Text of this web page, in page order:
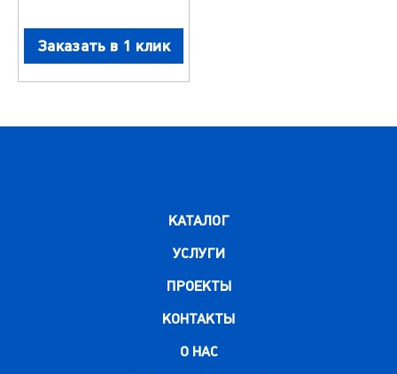
Заказать в 1 клик
КАТАЛОГ
УСЛУГИ
ПРОЕКТЫ
КОНТАКТЫ
О НАС